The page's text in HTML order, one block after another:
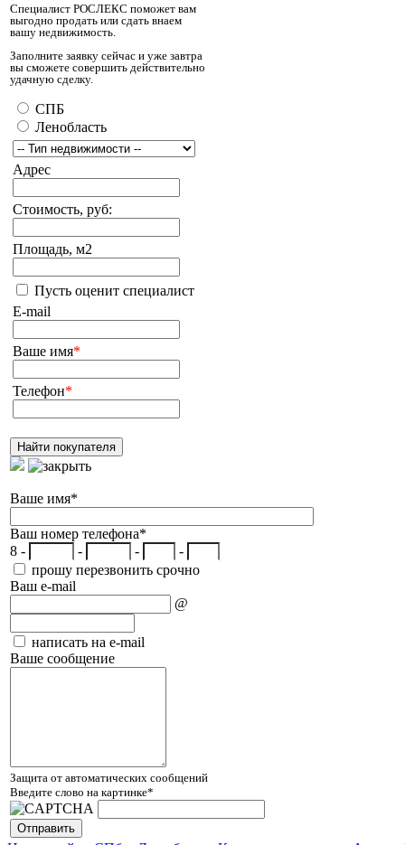
Специалист РОСЛЕКС поможет вам
выгодно продать или сдать внаем
вашу недвижимость.
Заполните заявку сейчас и уже завтра
вы сможете совершить действительно
удачную сделку.
СПБ
Ленобласть
Адрес
Стоимость, руб:
Площадь, м2
Пусть оценит специалист
E-mail
Ваше имя*
Телефон*
Ваше имя*
Ваш номер телефона*
8 -
- -
-
прошу перезвонить срочно
Ваш e-mail
@
написать на e-mail
Ваше сообщение
Защита от автоматических сообщений
Введите слово на картинке*